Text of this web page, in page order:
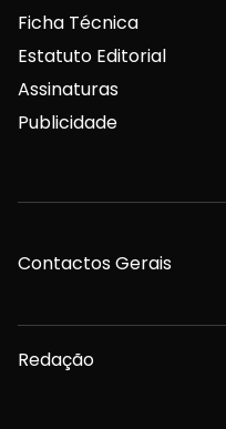
Ficha Técnica
Estatuto Editorial
Assinaturas
Publicidade
Contactos Gerais
Redação